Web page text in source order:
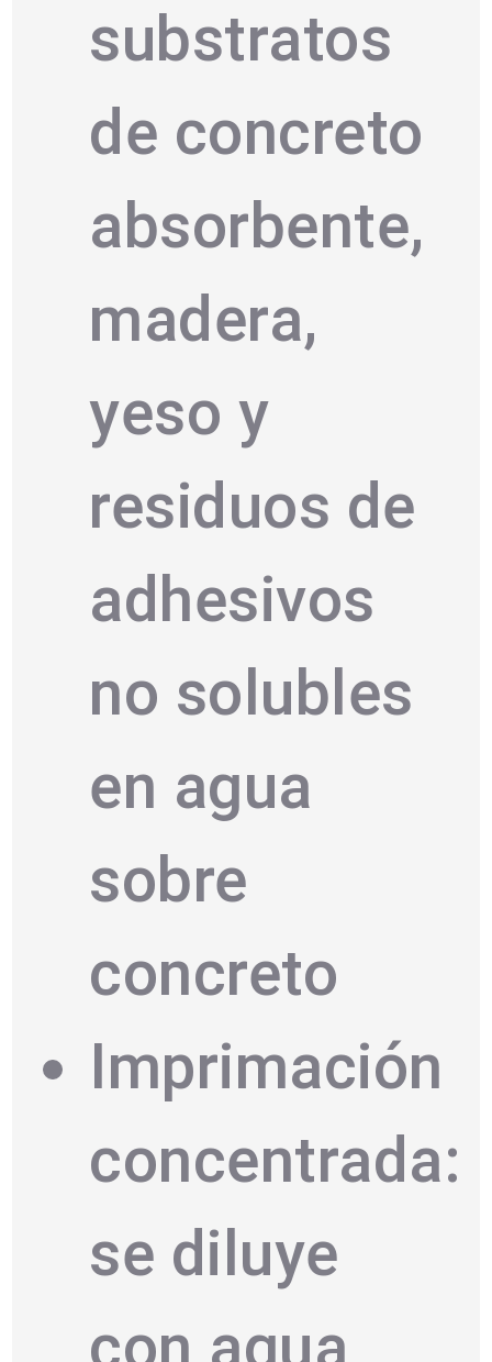
substratos
de concreto
absorbente,
madera,
yeso y
residuos de
adhesivos
no solubles
en agua
sobre
concreto
Imprimación
concentrada:
se diluye
con agua